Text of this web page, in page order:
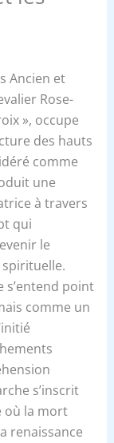
Ancien et
Rose-
», occupe
des hauts
comme
une
à travers
qui
le
s’entend point
comme un
s’inscrit
où la mort
renaissance